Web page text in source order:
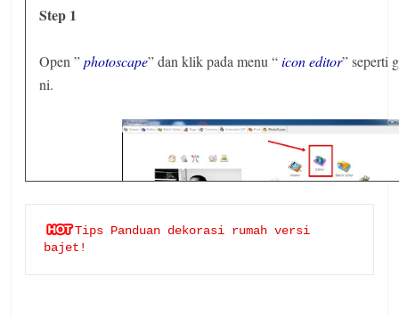
Step 1
Open ” photoscape” dan klik pada menu “icon editor” seperti
ni.
Tips Panduan dekorasi rumah versi
bajet!